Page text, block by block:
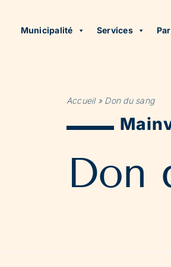
Municipalité Services
Accueil» Don du sang
Don